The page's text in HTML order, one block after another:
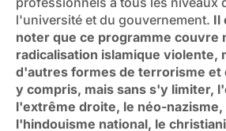
l'université et du gouvernement. Il
noter que ce programme couvre
radicalisation islamique violente,
d'autres formes de terrorisme et
y compris, mais sans s'y limiter,
l'extrême droite, le néo-
l'hindouisme national, le